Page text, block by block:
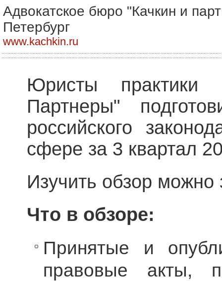
Адвокатское бюро "Качкин и
Петербург
www.kachkin.ru
Юристы
Партнеры"
российского
сфере за 3 квартал
Изучить обзор можно
Что в обзоре:
Принятые и
правовые акты,